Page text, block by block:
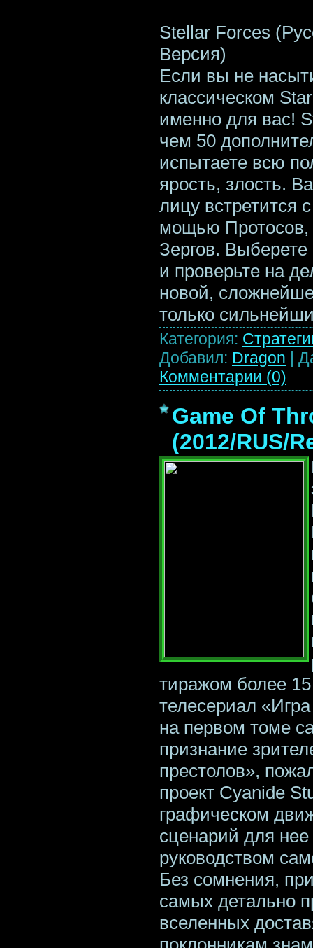
Stellar Forces
Версия)
Если вы не
классическом
именно для вас!
чем 50
испытаете всю
ярость, злость.
лицу встретится
мощью Протосов,
Зергов. Выберете
и проверьте на
новой,
только
Категория:
Добавил: Dragon |
Комментарии (0)
Game Of
(2012/RUS/
тиражом более
телесериал
на первом томе
признание
престолов»,
проект Cyanide
графическом
сценарий для
руководством
Без сомнения,
самых детально
вселенных